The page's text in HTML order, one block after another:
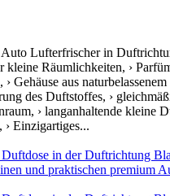
Auto Lufterfrischer in
kleine Räumlichkeiten, ›
› Gehäuse aus
des Duftstoffes, ›
› langanhaltende kleine
› Einzigartiges...